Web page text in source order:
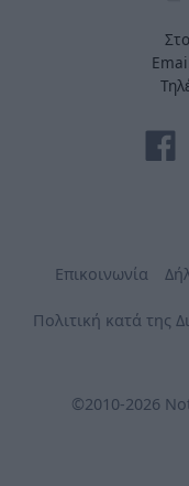
Επικοινωνία
Πολιτική κατά της
©2010-2026